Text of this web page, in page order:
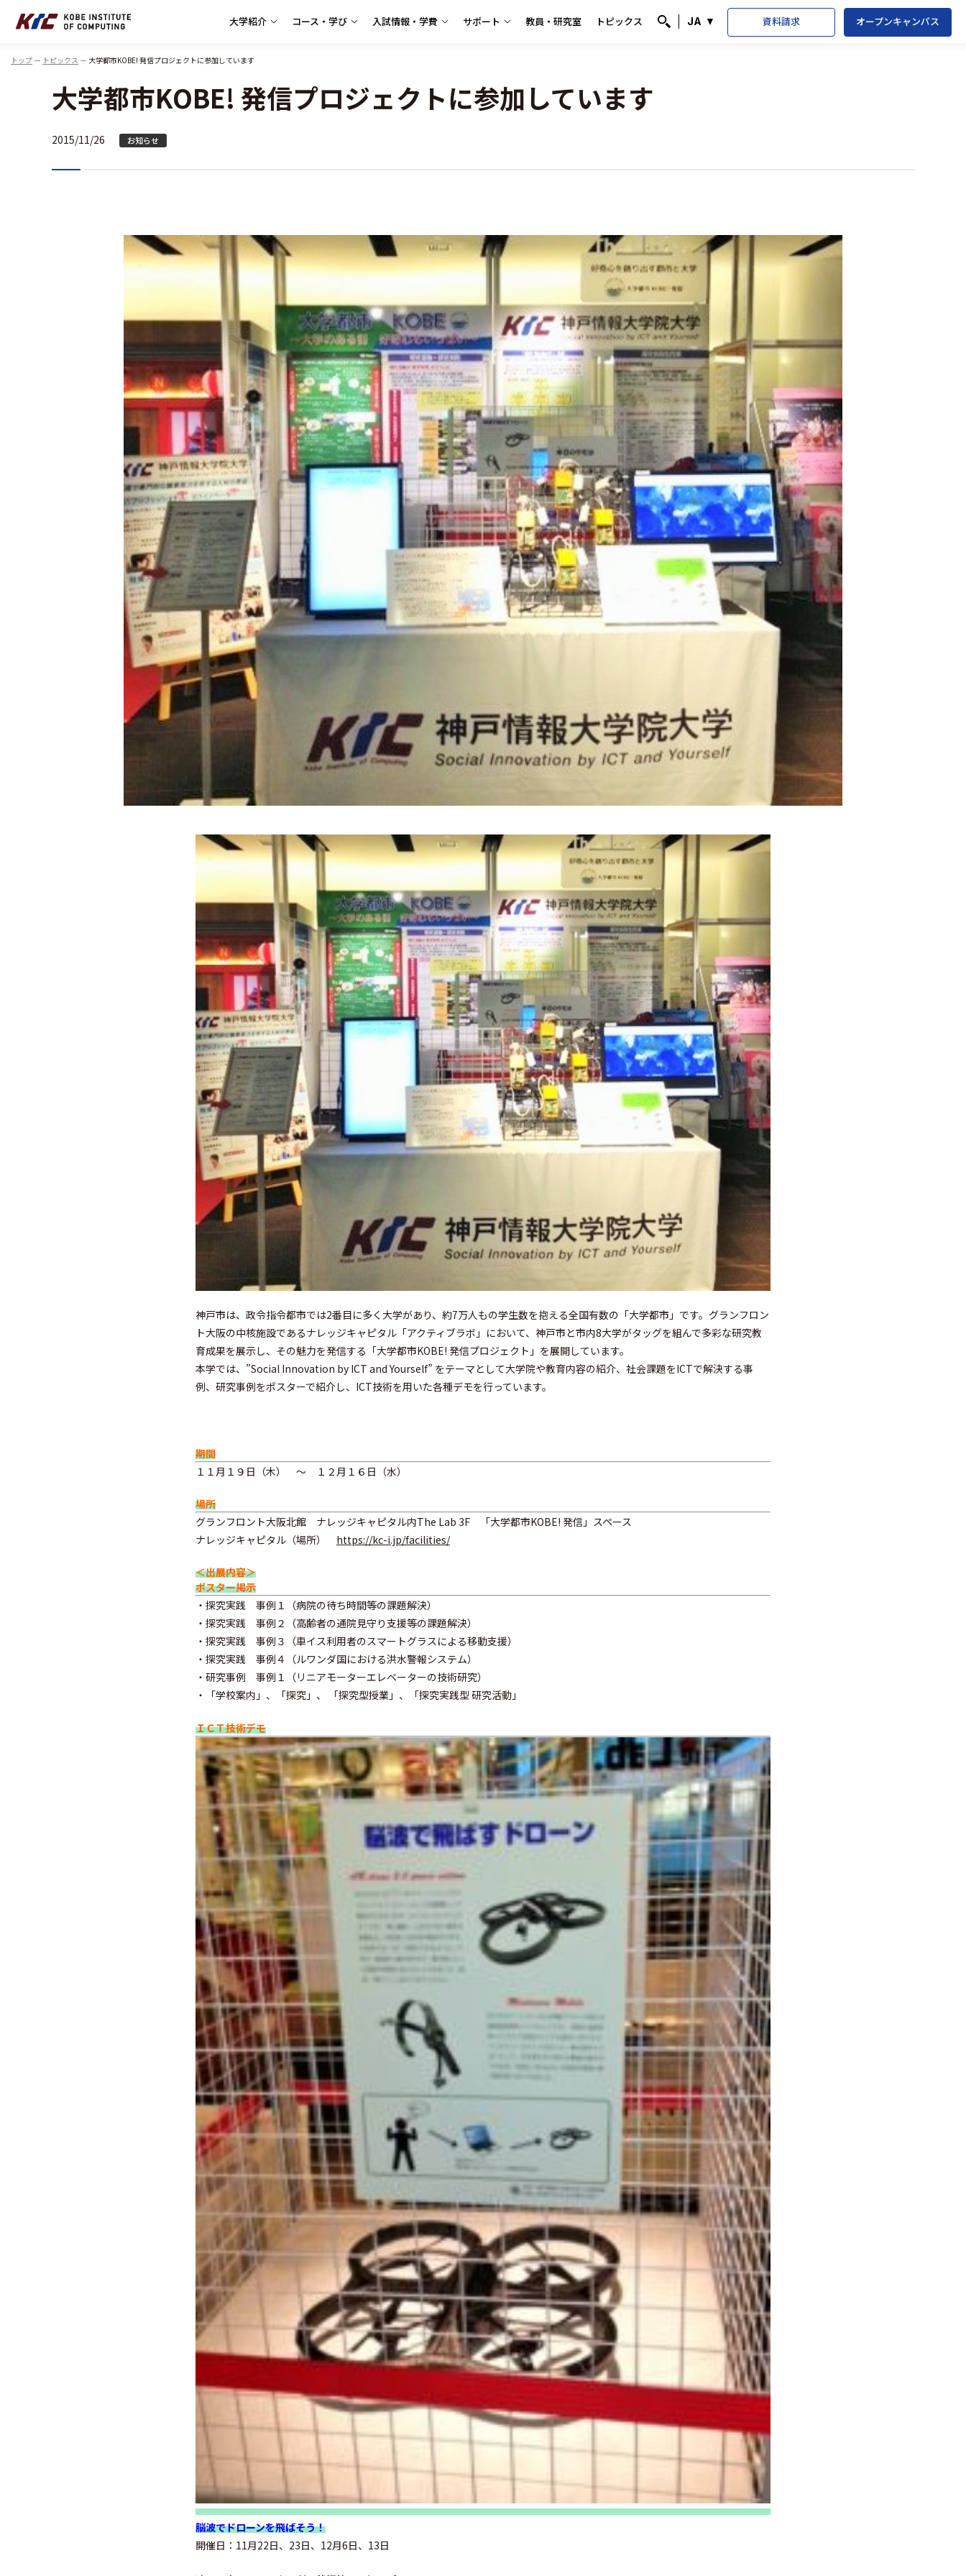
大学紹介 コース・学び 入試情報・学費 サポート 教員・研究室 トピックス 検索
JA 資料請求 オープンキャンパス
トップ トピックス 大学都市KOBE! 発信プロジェクトに参加しています
大学都市KOBE! 発信プロジェクトに参加しています
2015/11/26 お知らせ
神戸市は、政令指令都市では2番目に多く大学があり、約7万人もの学生数を抱える全国有数の「大学都市」です。グランフロン
ト大阪の中核施設であるナレッジキャピタル「アクティブラボ」において、神戸市と市内8大学がタッグを組んで多彩な研究教
育成果を展示し、その魅力を発信する「大学都市KOBE! 発信プロジェクト」を展開しています。
本学では、”Social Innovation by ICT and Yourself” をテーマとして大学院や教育内容の紹介、社会課題をICTで解決する事
例、研究事例をポスターで紹介し、ICT技術を用いた各種デモを行っています。
期間
１１月１９日（木） ～ １２月１６日（水）
場所
グランフロント大阪北館 ナレッジキャピタル内The Lab 3F 「大学都市KOBE! 発信」スペース
ナレッジキャピタル（場所） https://kc-i.jp/facilities/
＜出展内容＞
ポスター掲示
・探究実践 事例１（病院の待ち時間等の課題解決）
・探究実践 事例２（高齢者の通院見守り支援等の課題解決）
・探究実践 事例３（車イス利用者のスマートグラスによる移動支援）
・探究実践 事例４（ルワンダ国における洪水警報システム）
・研究事例 事例１（リニアモーターエレベーターの技術研究）
・「学校案内」、「探究」、 「探究型授業」、「探究実践型 研究活動」
ＩＣＴ技術デモ
脳波でドローンを飛ばそう！
開催日：11月22日、23日、12月6日、13日